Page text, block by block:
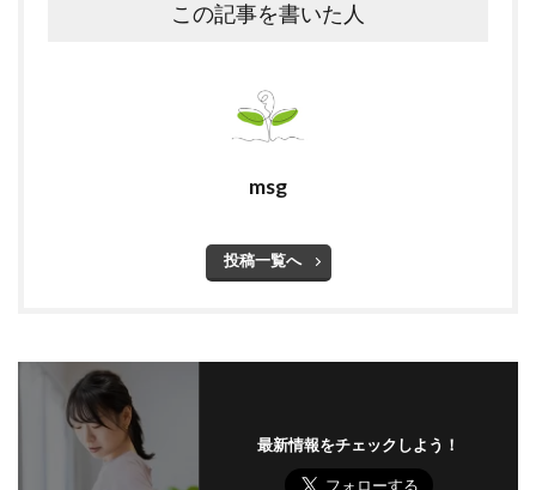
この記事を書いた人
msg
投稿一覧へ
最新情報をチェックしよう！